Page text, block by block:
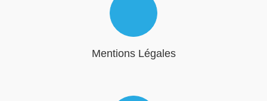
Mentions Légales